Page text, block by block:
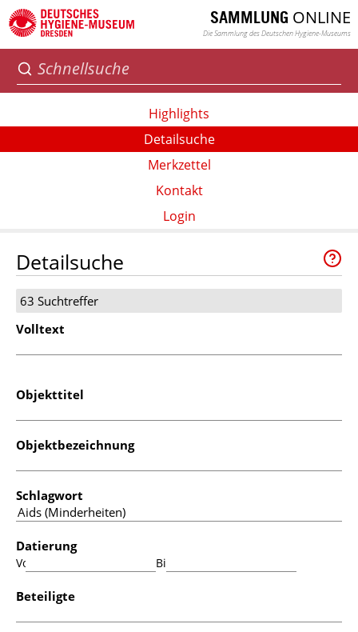
SAMMLUNG ONLINE
Die Sammlung des Deutschen Hygiene-Museums
Highlights
Detailsuche
Merkzettel
Kontakt
Login
Detailsuche
63 Suchtreffer
Volltext
Objekttitel
Objektbezeichnung
Schlagwort
Datierung
Von: Bis:
Beteiligte